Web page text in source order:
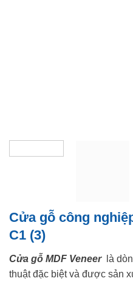
Cửa gỗ công
C1 (3)
Cửa gỗ MDF Veneerlà
thuật đặc biệt và được sản